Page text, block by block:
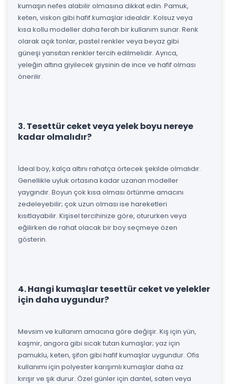
kumaşın nefes alabilir olmasına dikkat edin. Pamuk,
keten, viskon gibi hafif kumaşlar idealdir. Kolsuz veya
kısa kollu modeller daha ferah bir kullanım sunar. Renk
olarak açık tonlar, pastel renkler veya beyaz gibi
güneşi yansıtan renkler tercih edilmelidir. Ayrıca,
yeleğin altına giyilecek giysinin de ince ve hafif olması
önerilir.
3. Tesettür ceket veya yelek boyu nereye
kadar olmalıdır?
İdeal boy, kalça altını rahatça örtecek şekilde olmalıdır.
Genellikle uyluk ortasına kadar uzanan modeller
yaygındır. Boyun çok kısa olması örtünme amacını
zedeleyebilir; çok uzun olması ise hareketleri
kısıtlayabilir. Kişisel tercihinize göre, otururken veya
eğilirken de rahat olacak bir boy seçmeye özen
gösterin.
4. Hangi kumaşlar tesettür ceket ve yelekler
için daha uygundur?
Mevsim ve kullanım amacına göre değişir. Kış için yün,
kaşmir, angora gibi sıcak tutan kumaşlar; yaz için
pamuklu, keten, şifon gibi hafif kumaşlar uygundur. Ofis
kullanımı için polyester karışımlı kumaşlar daha az
kırışır ve şık durur. Özel günler için dantel, saten veya